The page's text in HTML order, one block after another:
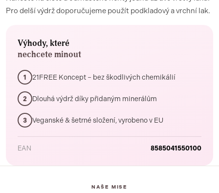
Pro delší výdrž doporučujeme použít podkladový a vrchní lak.
Výhody, které
nechcete minout
1 21FREE Koncept – bez škodlivých chemikálií
2 Dlouhá výdrž díky přidaným minerálům
3 Veganské & šetrné složení, vyrobeno v EU
EAN 8585041550100
NAŠE MISE